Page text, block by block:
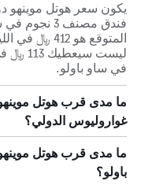
يكون سعر هوتل
فندق مصنف
المتوقع هو
في ساو باولو.
ما مدى قرب هوتل
غواروليوس الدولي؟
ما مدى قرب هوتل
باولو؟